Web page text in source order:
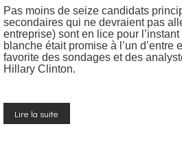
Pas moins de seize candidats
secondaires qui ne devraient pas
entreprise) sont en lice pour
blanche était promise à l’un d’entre
favorite des sondages et des
Hillary Clinton.
Lire la suite